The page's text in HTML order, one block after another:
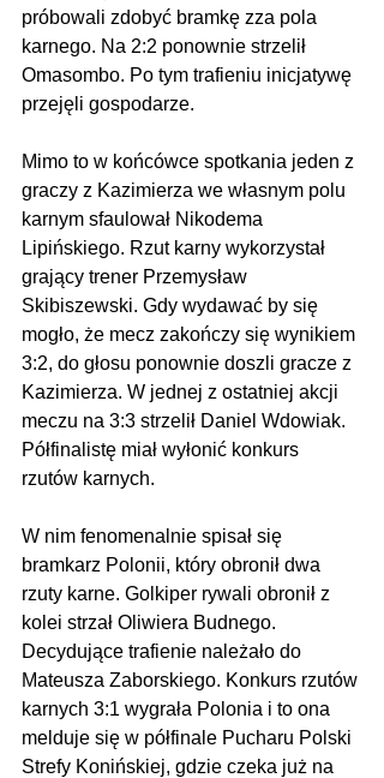
próbowali zdobyć bramkę zza pola
karnego. Na 2:2 ponownie strzelił
Omasombo. Po tym trafieniu inicjatywę
przejęli gospodarze.
Mimo to w końcówce spotkania jeden z
graczy z Kazimierza we własnym polu
karnym sfaulował Nikodema
Lipińskiego. Rzut karny wykorzystał
grający trener Przemysław
Skibiszewski. Gdy wydawać by się
mogło, że mecz zakończy się wynikiem
3:2, do głosu ponownie doszli gracze z
Kazimierza. W jednej z ostatniej akcji
meczu na 3:3 strzelił Daniel Wdowiak.
Półfinalistę miał wyłonić konkurs
rzutów karnych.
W nim fenomenalnie spisał się
bramkarz Polonii, który obronił dwa
rzuty karne. Golkiper rywali obronił z
kolei strzał Oliwiera Budnego.
Decydujące trafienie należało do
Mateusza Zaborskiego. Konkurs rzutów
karnych 3:1 wygrała Polonia i to ona
melduje się w półfinale Pucharu Polski
Strefy Konińskiej, gdzie czeka już na